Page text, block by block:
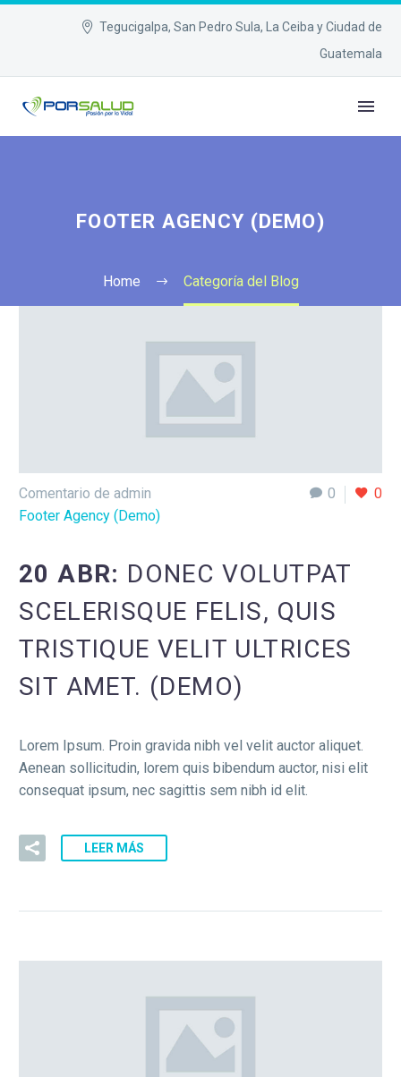
Tegucigalpa, San Pedro Sula, La Ceiba y Ciudad de
Guatemala
FOOTER AGENCY (DEMO)
Home Categoría del Blog
0 0
Comentario de admin
Footer Agency (Demo)
20 ABR: DONEC VOLUTPAT
SCELERISQUE FELIS, QUIS
TRISTIQUE VELIT ULTRICES
SIT AMET. (DEMO)
Lorem Ipsum. Proin gravida nibh vel velit auctor aliquet.
Aenean sollicitudin, lorem quis bibendum auctor, nisi elit
consequat ipsum, nec sagittis sem nibh id elit.
LEER MÁS